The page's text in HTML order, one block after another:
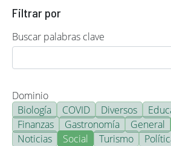
Filtrar por
Buscar palabras clave
Dominio
Biología
COVID Diversos
Finanzas
Gastronomía General
Noticias
Social Turismo